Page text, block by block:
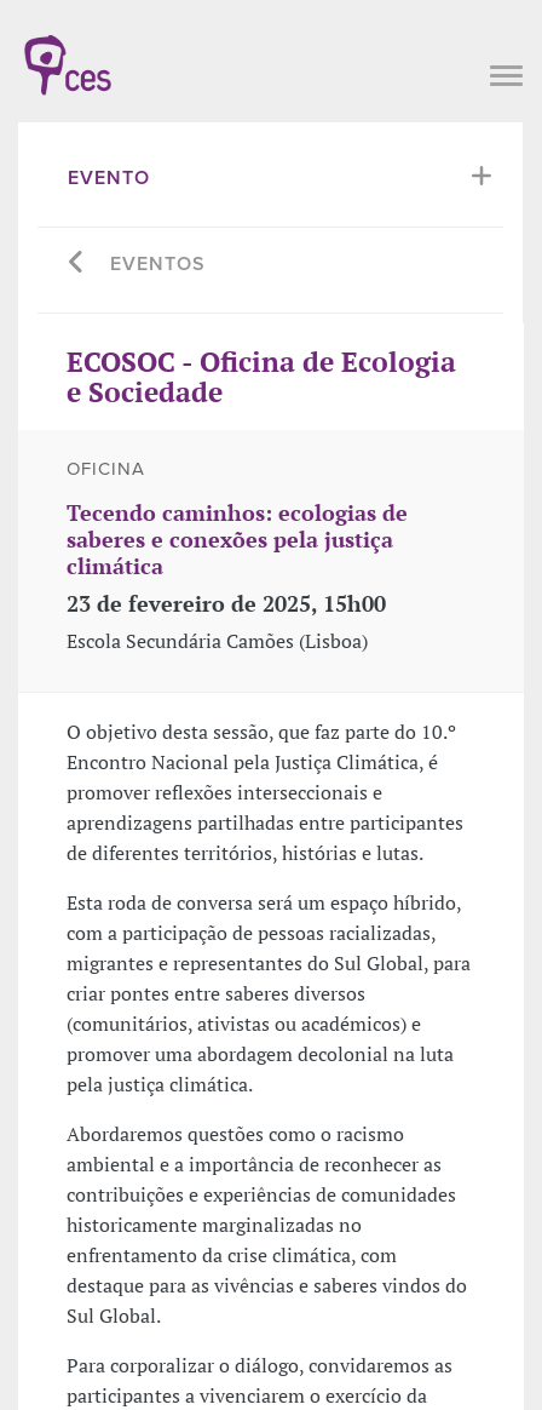
EVENTO
EVENTOS
ECOSOC - Oficina de Ecologia
e Sociedade
OFICINA
Tecendo caminhos: ecologias de
saberes e conexões pela justiça
climática
23 de fevereiro de 2025, 15h00
Escola Secundária Camões (Lisboa)
O objetivo desta sessão, que faz parte do 10.º
Encontro Nacional pela Justiça Climática, é
promover reflexões interseccionais e
aprendizagens partilhadas entre participantes
de diferentes territórios, histórias e lutas.
Esta roda de conversa será um espaço híbrido,
com a participação de pessoas racializadas,
migrantes e representantes do Sul Global, para
criar pontes entre saberes diversos
(comunitários, ativistas ou académicos) e
promover uma abordagem decolonial na luta
pela justiça climática.
Abordaremos questões como o racismo
ambiental e a importância de reconhecer as
contribuições e experiências de comunidades
historicamente marginalizadas no
enfrentamento da crise climática, com
destaque para as vivências e saberes vindos do
Sul Global.
Para corporalizar o diálogo, convidaremos as
participantes a vivenciarem o exercício da